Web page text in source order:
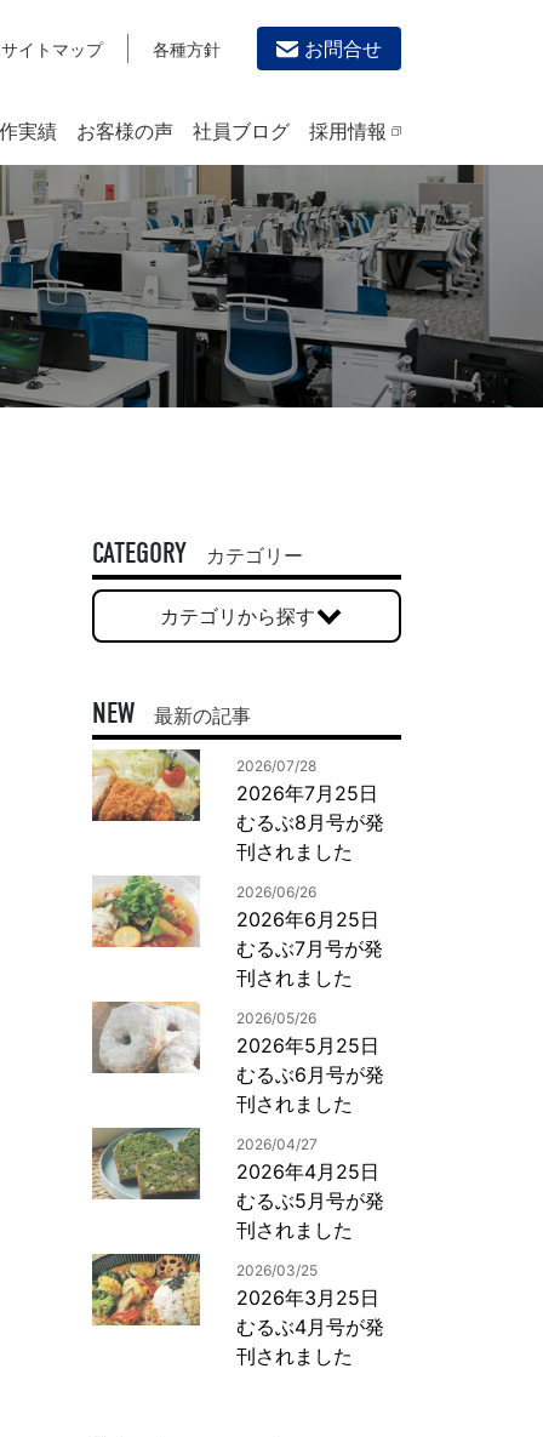
サイトマップ 各種方針 お問合せ
沿革
一般事業主行動計画
デザイン作成・印刷サービス
PRINTING
チラシ/フライヤーデザインの制作・印刷
カタログデザインの制作・印刷
冊子/パンフレットのデザイン制作・印刷
学校・会社案内パンフレット制作・印刷
一般印刷 （オンデマンド・オフセット）
ユニバーサル・コミュニケーション・デザイン
動画制作・映像撮影（ドローン撮影）
イラスト・キャラクター制作
ロゴデザイン・CI設計
コピー・ライティング
電子ブック制作
自社メディア
実績 お客様の声 社員ブログ 採用情報
CATEGORY カテゴリー
カテゴリから探す
NEW 最新の記事
2026/07/28
2026年7月25日
むるぶ8月号が発
刊されました
2026/06/26
2026年6月25日
むるぶ7月号が発
刊されました
2026/05/26
2026年5月25日
むるぶ6月号が発
刊されました
2026/04/27
2026年4月25日
むるぶ5月号が発
刊されました
2026/03/25
2026年3月25日
むるぶ4月号が発
刊されました